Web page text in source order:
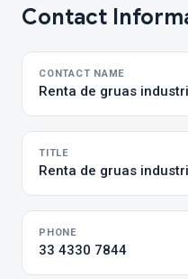
Contact
CONTACT NAME
Renta de gruas
TITLE
Renta de gruas
PHONE
33 4330 7844